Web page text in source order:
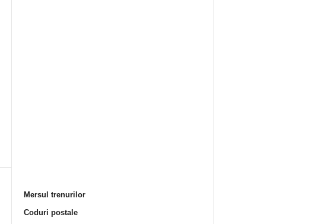
Mersul trenurilor
Coduri postale